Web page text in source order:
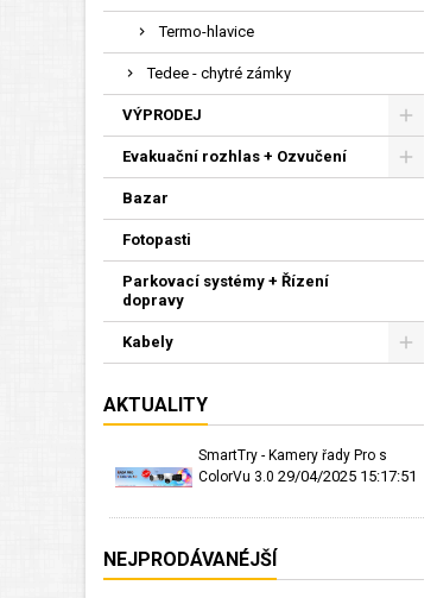
Termo-hlavice
Tedee - chytré zámky
VÝPRODEJ
Evakuační rozhlas + Ozvučení
Bazar
Fotopasti
Parkovací systémy + Řízení
dopravy
Kabely
AKTUALITY
SmartTry - Kamery řady Pro s
ColorVu 3.0 29/04/2025 15:17:51
NEJPRODÁVANÉJŠÍ